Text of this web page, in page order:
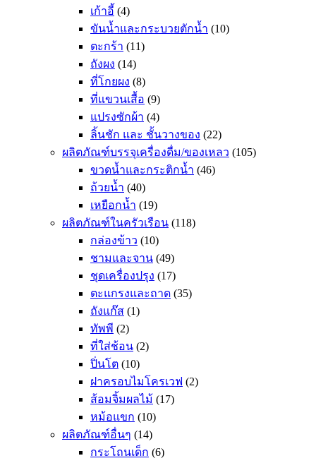
เก้าอี้ (4)
ขันน้ำและกระบวยตักน้ำ (10)
ตะกร้า (11)
ถังผง (14)
ที่โกยผง (8)
ที่แขวนเสื้อ (9)
แปรงซักผ้า (4)
ลิ้นชัก และ ชั้นวางของ (22)
ผลิตภัณฑ์บรรจุเครื่องดื่ม/ของเหลว (105)
ขวดน้ำและกระติกน้ำ (46)
ถ้วยน้ำ (40)
เหยือกน้ำ (19)
ผลิตภัณฑ์ในครัวเรือน (118)
กล่องข้าว (10)
ชามและจาน (49)
ชุดเครื่องปรุง (17)
ตะแกรงและถาด (35)
ถังแก๊ส (1)
ทัพพี (2)
ที่ใส่ช้อน (2)
ปิ่นโต (10)
ฝาครอบไมโครเวฟ (2)
ส้อมจิ้มผลไม้ (17)
หม้อแขก (10)
ผลิตภัณฑ์อื่นๆ (14)
กระโถนเด็ก (6)